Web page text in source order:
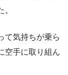
て気持ちが乗ら
空手に取り組ん